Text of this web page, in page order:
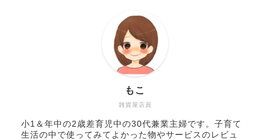
雑貨屋店員
もこ
小1＆年中の2歳差育児中の30代兼業主婦です。子育て
生活の中で使ってみてよかった物やサービスのレビュ